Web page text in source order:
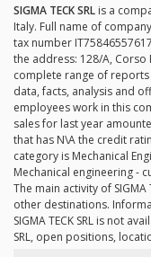
SIGMA TECK SRL is a
Italy. Full name of
tax number
the address: 128/A, Corso
complete range of
data, facts, analysis and
employees work in this
sales for last year
that has N\A the credit
category is Mechanical
Mechanical engineering -
The main activity of SIGMA
other destinations.
SIGMA TECK SRL is not
SRL, open positions,